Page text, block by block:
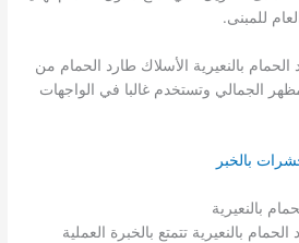
للمبنى.
بالنعيرية الأسلاك طارد الحمام من
الجمالي وتستخدم غالبا في الواجهات
بالخبر
بالنعيرية
بالنعيرية تتمتع بالخبرة العملية